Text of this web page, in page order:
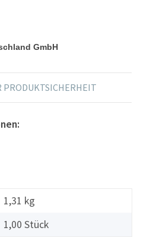
GmbH
PRODUKTSICHERHEIT
1,31 kg
1,00 Stück